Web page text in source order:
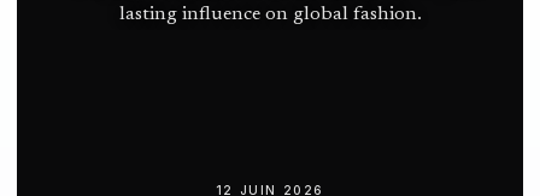
lasting influence on global fashion.
12 JUIN 2026